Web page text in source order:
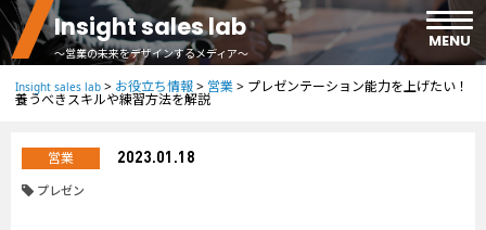
Insight sales lab
～営業の未来をデザインするメディア～
MENU
Insight sales lab > お役立ち情報> 営業> プレゼンテーション能力を上げたい！
養うべきスキルや練習方法を解説
営業 2023.01.18
プレゼン